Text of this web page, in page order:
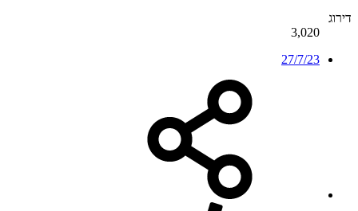
דירוג
3,020
27/7/23